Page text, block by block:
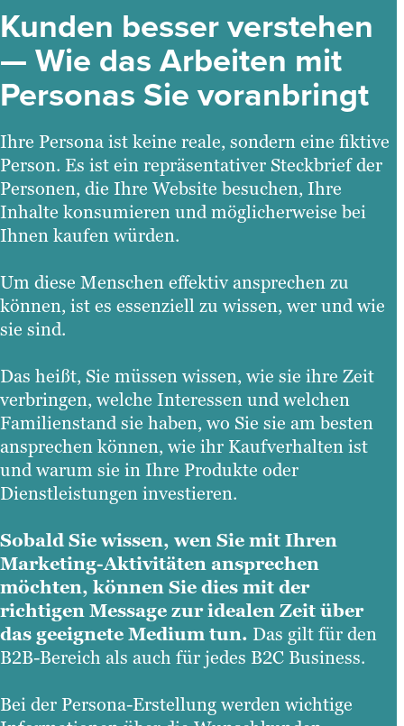
Kunden besser verstehen
— Wie das Arbeiten mit
Personas Sie voranbringt
Ihre Persona ist keine reale, sondern eine fiktive
Person. Es ist ein repräsentativer Steckbrief der
Personen, die Ihre Website besuchen, Ihre
Inhalte konsumieren und möglicherweise bei
Ihnen kaufen würden.
Um diese Menschen effektiv ansprechen zu
können, ist es essenziell zu wissen, wer und wie
sie sind.
Das heißt, Sie müssen wissen, wie sie ihre Zeit
verbringen, welche Interessen und welchen
Familienstand sie haben, wo Sie sie am besten
ansprechen können, wie ihr Kaufverhalten ist
und warum sie in Ihre Produkte oder
Dienstleistungen investieren.
Sobald Sie wissen, wen Sie mit Ihren
Marketing-Aktivitäten ansprechen
möchten, können Sie dies mit der
richtigen Message zur idealen Zeit über
das geeignete Medium tun. Das gilt für den
B2B-Bereich als auch für jedes B2C Business.
Bei der Persona-Erstellung werden wichtige